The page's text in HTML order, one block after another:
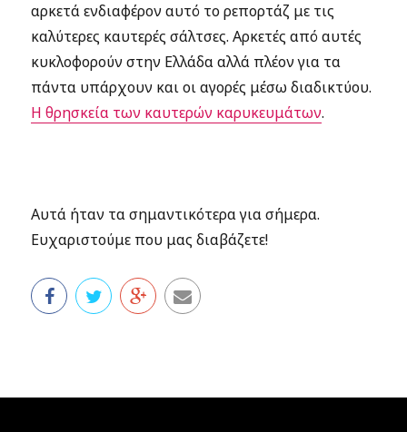
αρκετά ενδιαφέρον αυτό το ρεπορτάζ με τις
καλύτερες καυτερές σάλτσες. Αρκετές από αυτές
κυκλοφορούν στην Ελλάδα αλλά πλέον για τα
πάντα υπάρχουν και οι αγορές μέσω διαδικτύου.
Η θρησκεία των καυτερών καρυκευμάτων.
Αυτά ήταν τα σημαντικότερα για σήμερα.
Ευχαριστούμε που μας διαβάζετε!